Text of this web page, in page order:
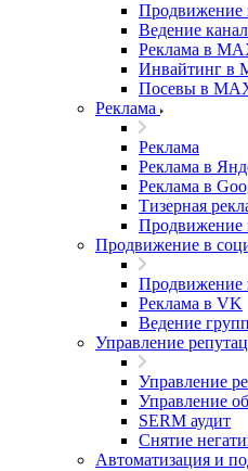
Продвижение
Ведение
Реклама в
Инвайтинг в
Посевы в
Реклама
Реклама
Реклама в
Реклама в
Тизерная
Продвижение
Продвижение в
Продвижение
Реклама в VK
Ведение
Управление
Управление
Управление
SERM аудит
Снятие
Автоматизация и